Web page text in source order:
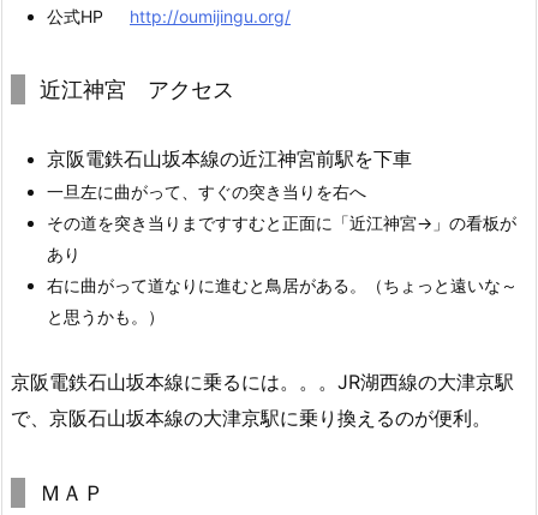
公式HP http://oumijingu.org/
近江神宮 アクセス
京阪電鉄石山坂本線の近江神宮前駅を下車
一旦左に曲がって、すぐの突き当りを右へ
その道を突き当りまですすむと正面に「近江神宮→」の看板が
あり
右に曲がって道なりに進むと鳥居がある。（ちょっと遠いな～
と思うかも。）
京阪電鉄石山坂本線に乗るには。。。JR湖西線の大津京駅
で、京阪石山坂本線の大津京駅に乗り換えるのが便利。
ＭＡＰ